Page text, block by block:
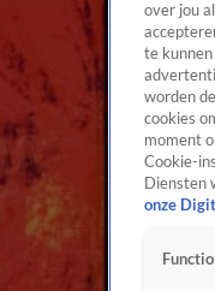
over jou
te
worden
cookies
moment
Cookie-
Diensten
onze